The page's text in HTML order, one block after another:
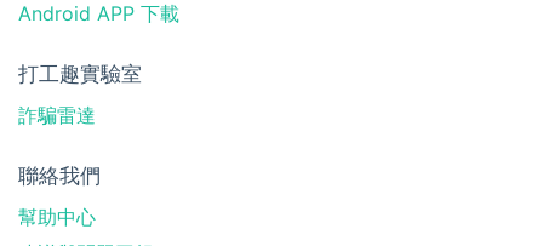
Android APP 下載
打工趣實驗室
詐騙雷達
聯絡我們
幫助中心